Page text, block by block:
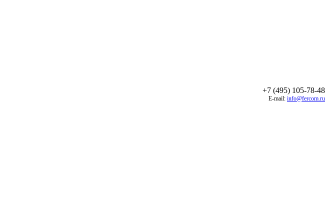
+7 (495) 105-78-48
E-mail: info@fercom.ru